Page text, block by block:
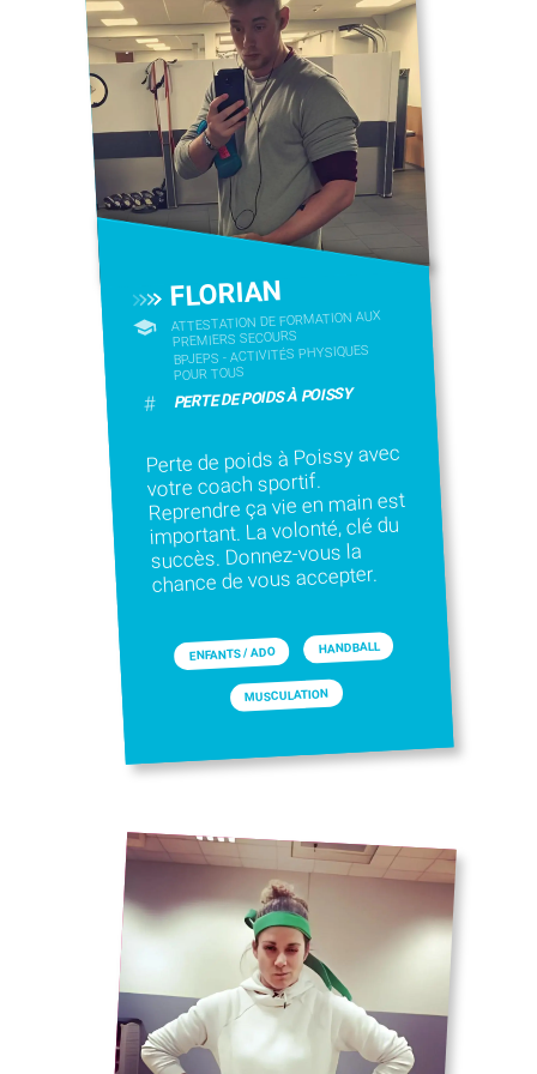
FLORIAN
ATTESTATION DE FORMATION AUX
PREMIERS SECOURS
BPJEPS - ACTIVITÉS PHYSIQUES
POUR TOUS
# PERTE DE POIDS À POISSY
Perte de poids à Poissy avec
votre coach sportif.
Reprendre ça vie en main est
important. La volonté, clé du
succès. Donnez-vous la
chance de vous accepter.
ENFANTS / ADO HANDBALL
MUSCULATION